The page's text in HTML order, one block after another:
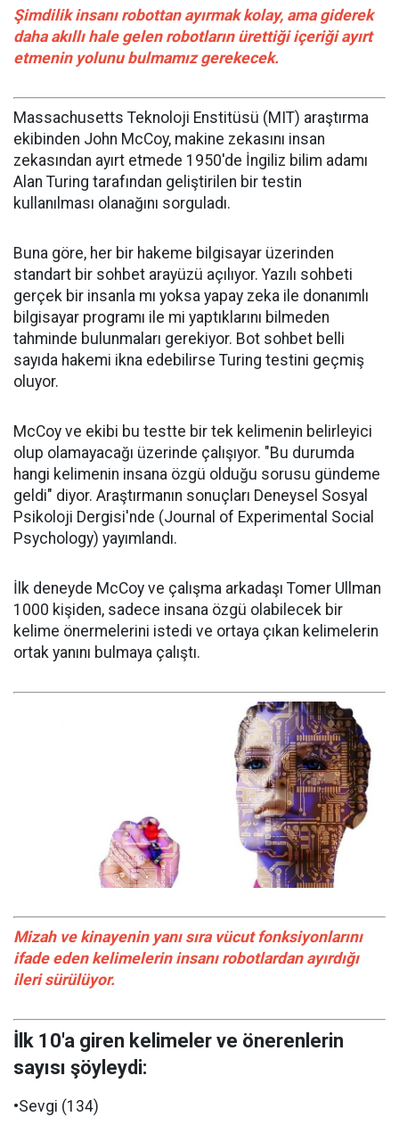
Şimdilik insanı robottan ayırmak kolay, ama giderek
daha akıllı hale gelen robotların ürettiği içeriği ayırt
etmenin yolunu bulmamız gerekecek.
Massachusetts Teknoloji Enstitüsü (MIT) araştırma
ekibinden John McCoy, makine zekasını insan
zekasından ayırt etmede 1950'de İngiliz bilim adamı
Alan Turing tarafından geliştirilen bir testin
kullanılması olanağını sorguladı.
Buna göre, her bir hakeme bilgisayar üzerinden
standart bir sohbet arayüzü açılıyor. Yazılı sohbeti
gerçek bir insanla mı yoksa yapay zeka ile donanımlı
bilgisayar programı ile mi yaptıklarını bilmeden
tahminde bulunmaları gerekiyor. Bot sohbet belli
sayıda hakemi ikna edebilirse Turing testini geçmiş
oluyor.
McCoy ve ekibi bu testte bir tek kelimenin belirleyici
olup olamayacağı üzerinde çalışıyor. "Bu durumda
hangi kelimenin insana özgü olduğu sorusu gündeme
geldi" diyor. Araştırmanın sonuçları Deneysel Sosyal
Psikoloji Dergisi'nde (Journal of Experimental Social
Psychology) yayımlandı.
İlk deneyde McCoy ve çalışma arkadaşı Tomer Ullman
1000 kişiden, sadece insana özgü olabilecek bir
kelime önermelerini istedi ve ortaya çıkan kelimelerin
ortak yanını bulmaya çalıştı.
Mizah ve kinayenin yanı sıra vücut fonksiyonlarını
ifade eden kelimelerin insanı robotlardan ayırdığı
ileri sürülüyor.
İlk 10'a giren kelimeler ve önerenlerin
sayısı şöyleydi:
•Sevgi (134)